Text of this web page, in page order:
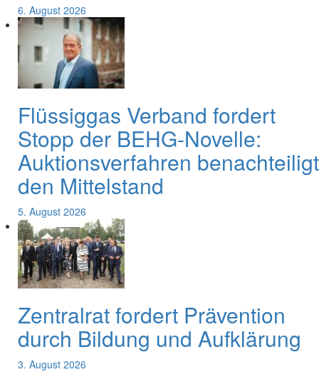
6. August 2026
Flüssiggas Verband fordert
Stopp der BEHG-Novelle:
Auktionsverfahren benachteiligt
den Mittelstand
5. August 2026
Zentralrat fordert Prävention
durch Bildung und Aufklärung
3. August 2026